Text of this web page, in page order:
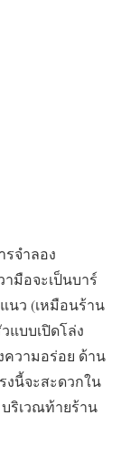
รจำลอง
มือจะเป็นบาร์
นว (เหมือนร้าน
แบบเปิดโล่ง
ความอร่อย ด้าน
งนี้จะสะดวกใน
ริเวณท้ายร้าน